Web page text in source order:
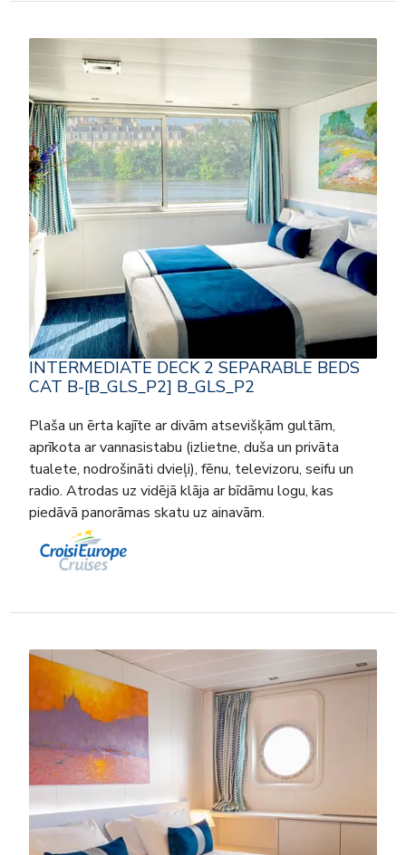
INTERMEDIATE DECK 2 SEPARABLE BEDS
CAT B-[B_GLS_P2] B_GLS_P2
Plaša un ērta kajīte ar divām atsevišķām gultām,
aprīkota ar vannasistabu (izlietne, duša un privāta
tualete, nodrošināti dvieļi), fēnu, televizoru, seifu un
radio. Atrodas uz vidējā klāja ar bīdāmu logu, kas
piedāvā panorāmas skatu uz ainavām.